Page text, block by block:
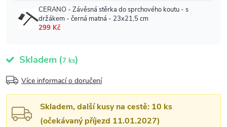
Skladem (7 ks)
Více informací o doručení
Skladem, další kusy na cestě: 10 ks
(očekávaný příjezd 11.01.2027)